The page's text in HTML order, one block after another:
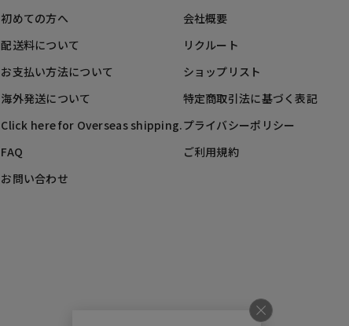
初めての方へ
配送料について
お支払い方法について
海外発送について
Click here for Overseas shipping.
FAQ
お問い合わせ
会社概要
リクルート
ショップリスト
特定商取引法に基づく表記
プライバシーポリシー
ご利用規約